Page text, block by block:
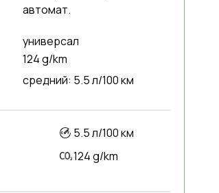
автомат.
универсал
124 g/km
средний: 5.5 л/100 км
5.5 л/100 км
124 g/km